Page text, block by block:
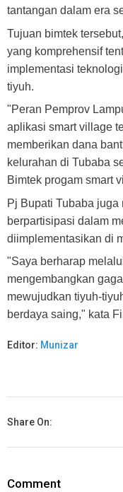
tantangan dalam era
Tujuan bimtek
yang komprehensif
implementasi
tiyuh.
"Peran Pemprov
aplikasi smart village
memberikan dana
kelurahan di Tubaba
Bimtek progam smart
Pj Bupati Tubaba
berpartisipasi dalam
diimplementasikan di
"Saya berharap
mengembangkan
mewujudkan tiyuh-
berdaya saing," kata
Editor: Munizar
Share On:
Comment